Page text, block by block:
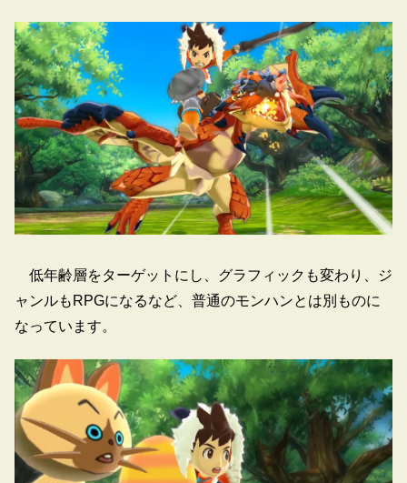
低年齢層をターゲットにし、グラフィックも変わり、ジ
ャンルもRPGになるなど、普通のモンハンとは別ものに
なっています。